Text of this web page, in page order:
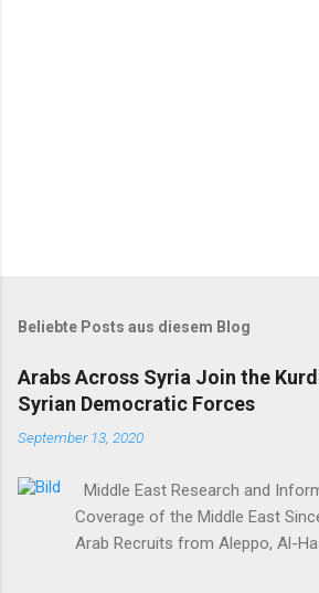
Beliebte Posts aus diesem Blog
Arabs Across Syria Join the
Syrian Democratic Forces
September 13, 2020
Middle East Research and
Coverage of the Middle East
Arab Recruits from Aleppo, Al-